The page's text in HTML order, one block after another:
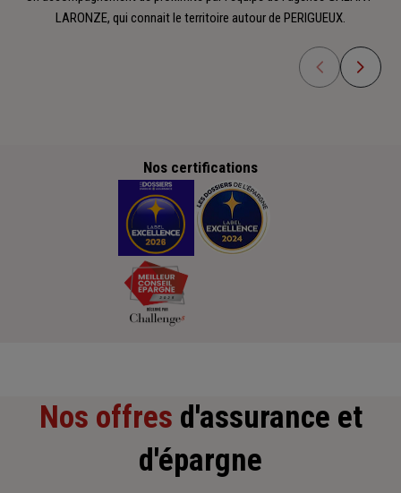
LARONZE, qui connait le territoire autour de PERIGUEUX.
Nos certifications
Nos offres d'assurance et
d'épargne